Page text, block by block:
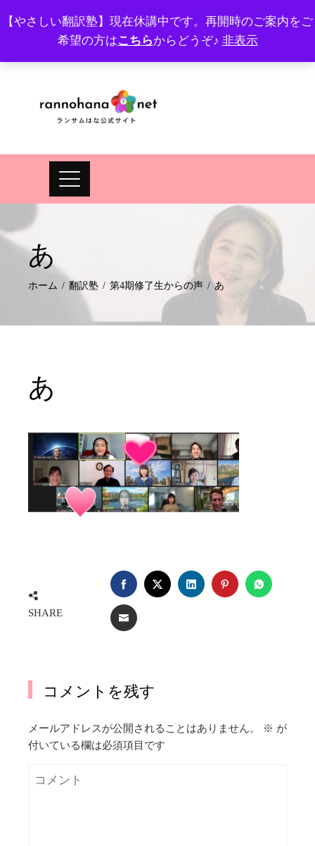
【やさしい翻訳塾】現在休講中です。再開時のご案内をご
希望の方はこちらからどうぞ♪ 非表示
プロフィール FAQ Site map JA EN
あ
ホーム 翻訳塾 第4期修了生からの声 あ
あ
SHARE
FACEBOOKTWITTERLINKEDINPINTEREST
EMAIL
コメントを残す
メールアドレスが公開されることはありません。 ※ が
付いている欄は必須項目です